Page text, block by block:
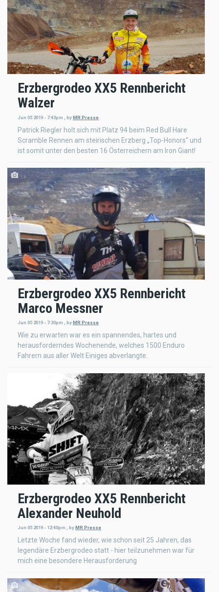
Erzbergrodeo XX5 Rennbericht
Walzer
Jun 05 2019 - 7:43pm byMR Presse
Patrick Riegler holt sich mit Platz 94 beim Red Bull Hare
Scramble Rennen am steirischen Erzberg „Top-Honors“ und
ist somit unter den besten 16 Österreichern am Iron Giant!
Erzbergrodeo XX5 Rennbericht
Marco Messner
Jun 05 2019 - 7:30pm byMR Presse
Wie zu erwarten war es ein spannendes, hartes und
herausforderndes Wochenende, welches 1500 Enduro
Fahrern aus aller Welt Einiges abverlangte.
Erzbergrodeo XX5 Rennbericht
Alexander Neuhold
Jun 05 2019 - 12:40pm byMR Presse
Letzte Woche fand wieder, wie schon seit 25 Jahren, das
legendäre Erzbergrodeo statt - hier teilzunehmen war für
mich eine besondere Herausforderung